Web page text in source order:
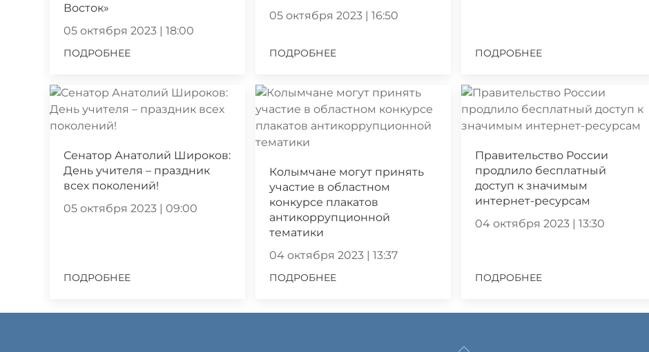
Восток»
05 октября 2023 | 18:00
ПОДРОБНЕЕ
05 октября 2023 | 16:50
ПОДРОБНЕЕ ПОДРОБНЕЕ
Сенатор Анатолий Широков:
День учителя – праздник
всех поколений!
05 октября 2023 | 09:00
ПОДРОБНЕЕ
Колымчане могут принять
участие в областном
конкурсе плакатов
антикоррупционной
тематики
04 октября 2023 | 13:37
ПОДРОБНЕЕ
Правительство России
продлило бесплатный
доступ к значимым
интернет-ресурсам
04 октября 2023 | 13:30
ПОДРОБНЕЕ